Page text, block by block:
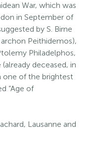
War, which was
in September of
by S. Birne
Peithidemos),
Philadelphos,
deceased, in
one of the brightest
“Age of
Lausanne and